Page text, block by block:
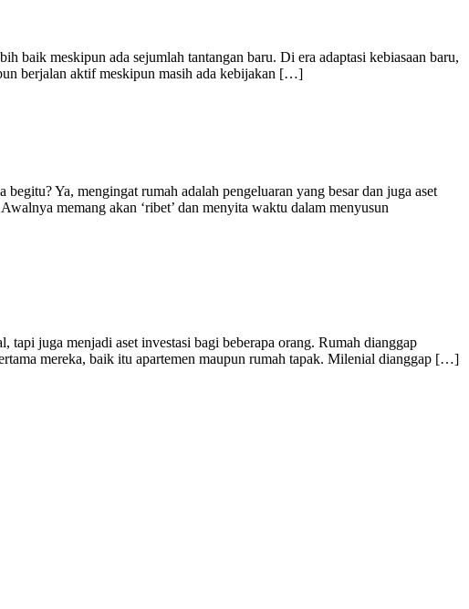
baik meskipun ada sejumlah tantangan baru. Di era adaptasi kebiasaan baru,
berjalan aktif meskipun masih ada kebijakan […]
Ya, mengingat rumah adalah pengeluaran yang besar dan juga aset
memang akan ‘ribet’ dan menyita waktu dalam menyusun
juga menjadi aset investasi bagi beberapa orang. Rumah dianggap
mereka, baik itu apartemen maupun rumah tapak. Milenial dianggap […]